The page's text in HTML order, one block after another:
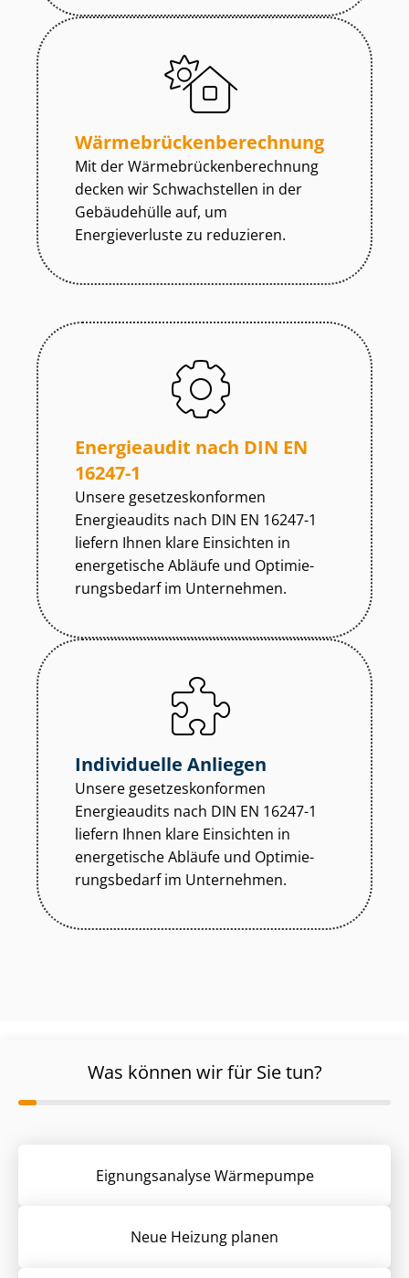
Wär­me­brü­cken­be­rech­nung
Mit der Wär­me­brü­cken­be­rech­nung
decken wir Schwachstellen in der
Gebäudehülle auf, um
Energieverluste zu reduzieren.
Energieaudit nach DIN EN
16247-1
Unsere ge­set­zes­kon­for­men
Energieaudits nach DIN EN 16247-1
liefern Ihnen klare Einsichten in
energetische Abläufe und Op­ti­mie­
rungs­be­darf im Unternehmen.
Individuelle Anliegen
Unsere ge­set­zes­kon­for­men
Energieaudits nach DIN EN 16247-1
liefern Ihnen klare Einsichten in
energetische Abläufe und Op­ti­mie­
rungs­be­darf im Unternehmen.
Was können wir für Sie tun?
Eignungsanalyse Wärmepumpe
Neue Heizung planen